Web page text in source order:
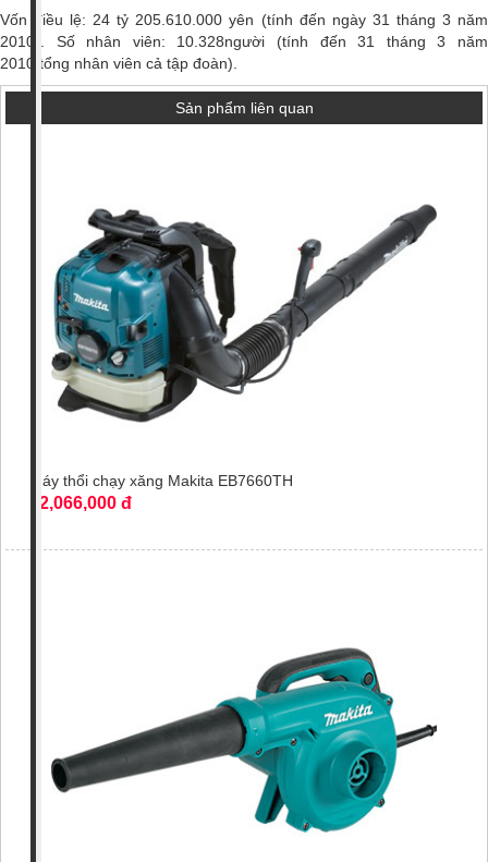
Vốn điều lệ: 24 tỷ 205.610.000 yên (tính đến ngày 31 tháng 3 năm
2010). Số nhân viên: 10.328người (tính đến 31 tháng 3 năm
2010,tổng nhân viên cả tập đoàn).
Sản phẩm liên quan
Máy thổi chạy xăng Makita EB7660TH
12,066,000 đ